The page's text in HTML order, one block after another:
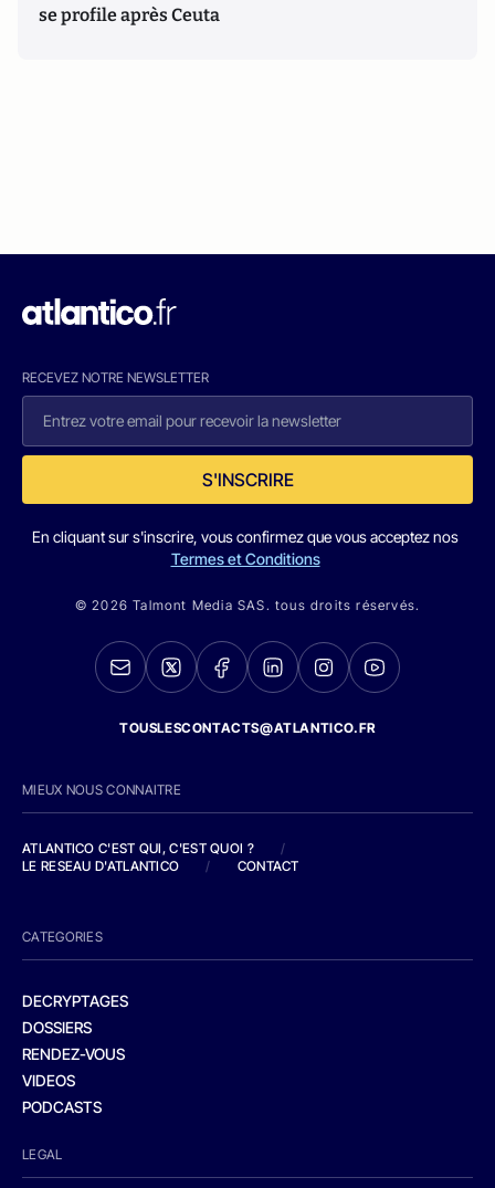
se profile après Ceuta
RECEVEZ NOTRE NEWSLETTER
S'INSCRIRE
En cliquant sur s'inscrire, vous confirmez que vous acceptez nos
Termes et Conditions
© 2026 Talmont Media SAS. tous droits réservés.
TOUSLESCONTACTS@ATLANTICO.FR
MIEUX NOUS CONNAITRE
ATLANTICO C'EST QUI, C'EST QUOI ?
/
LE RESEAU D'ATLANTICO
/ CONTACT
CATEGORIES
DECRYPTAGES
DOSSIERS
RENDEZ-VOUS
VIDEOS
PODCASTS
LEGAL